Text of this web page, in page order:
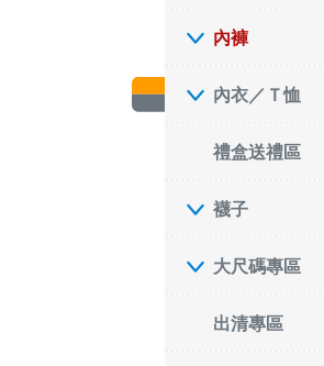
內褲
內衣／Ｔ恤
禮盒送禮區
襪子
大尺碼專區
出清專區